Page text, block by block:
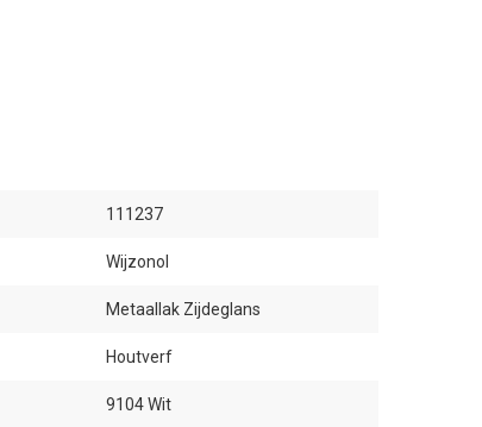
111237
Wijzonol
Metaallak Zijdeglans
Houtverf
9104 Wit